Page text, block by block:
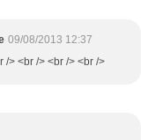
09/08/2013 12:37
/> <br /> <br /> <br />